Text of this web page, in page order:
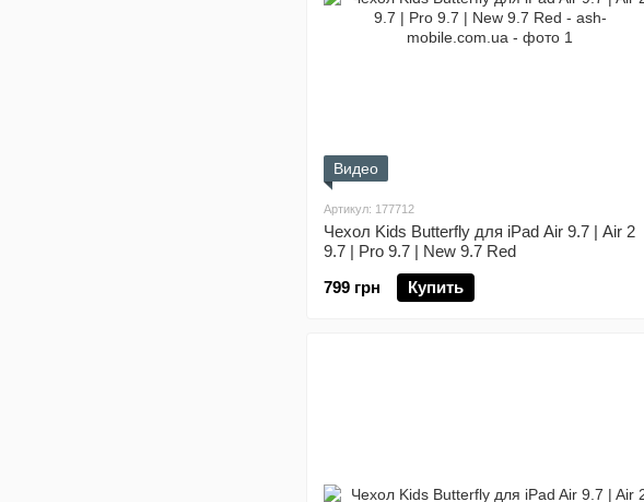
Видео
Артикул: 177712
Чехол Kids Butterfly для iPad Air 9.7 | Air 2
9.7 | Pro 9.7 | New 9.7 Red
799 грн
Купить